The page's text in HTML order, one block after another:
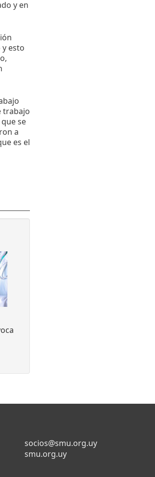
y en
esto
trabajo
se
a
es el
socios@smu.org.uy
smu.org.uy